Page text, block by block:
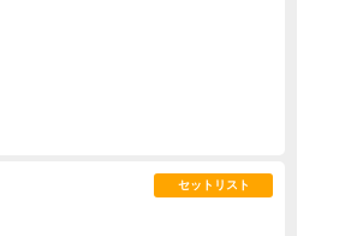
セットリスト